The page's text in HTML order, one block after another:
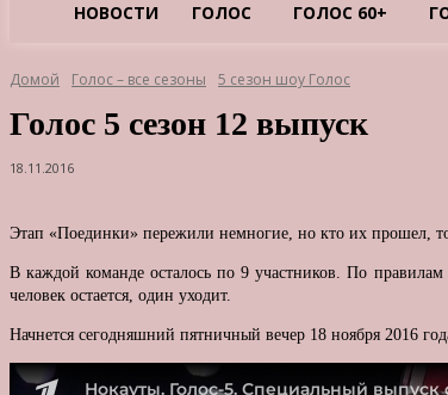
НОВОСТИ ГОЛОС ГОЛОС 60+
Домой Голос – все сезоны 5 сезон шоу Голос
Голос 5 сезон 12 выпуск
18.11.2016
Этап «Поединки» пережили немногие, но кто их прошел,
В каждой команде осталось по 9 участников. По
человек остается, один уходит.
Начнется сегодняшний пятничный вечер 18 ноября 2016